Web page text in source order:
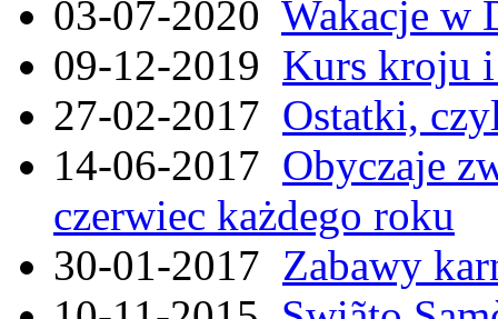
03-07-2020 Wakacje w
09-12-2019 Kurs kroju i
27-02-2017 Ostatki,
14-06-2017 Obyczaje
czerwiec każdego roku
30-01-2017 Zabawy